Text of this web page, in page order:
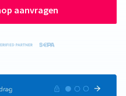
aanvragen